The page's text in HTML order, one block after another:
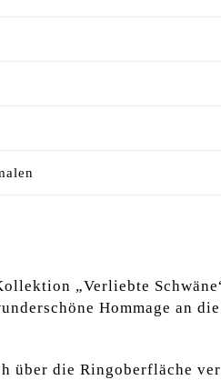
„Verliebte
Hommage an
über die Ringoberfläche